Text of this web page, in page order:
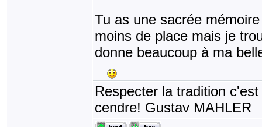
Tu as une sacrée
moins de place mais je
donne beaucoup à ma
Respecter la tradition
cendre! Gustav MAHLER